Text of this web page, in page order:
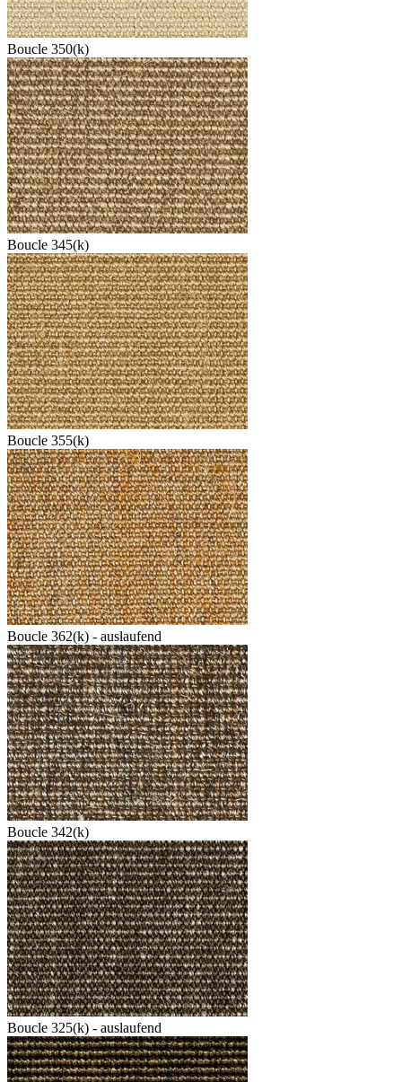
Boucle 350(k)
Boucle 345(k)
Boucle 355(k)
Boucle 362(k) - auslaufend
Boucle 342(k)
Boucle 325(k) - auslaufend